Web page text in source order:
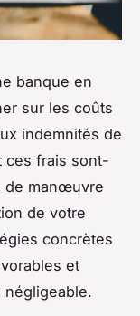
banque en
sur les coûts
indemnités de
ces frais sont-
de manœuvre
de votre
concrètes
et